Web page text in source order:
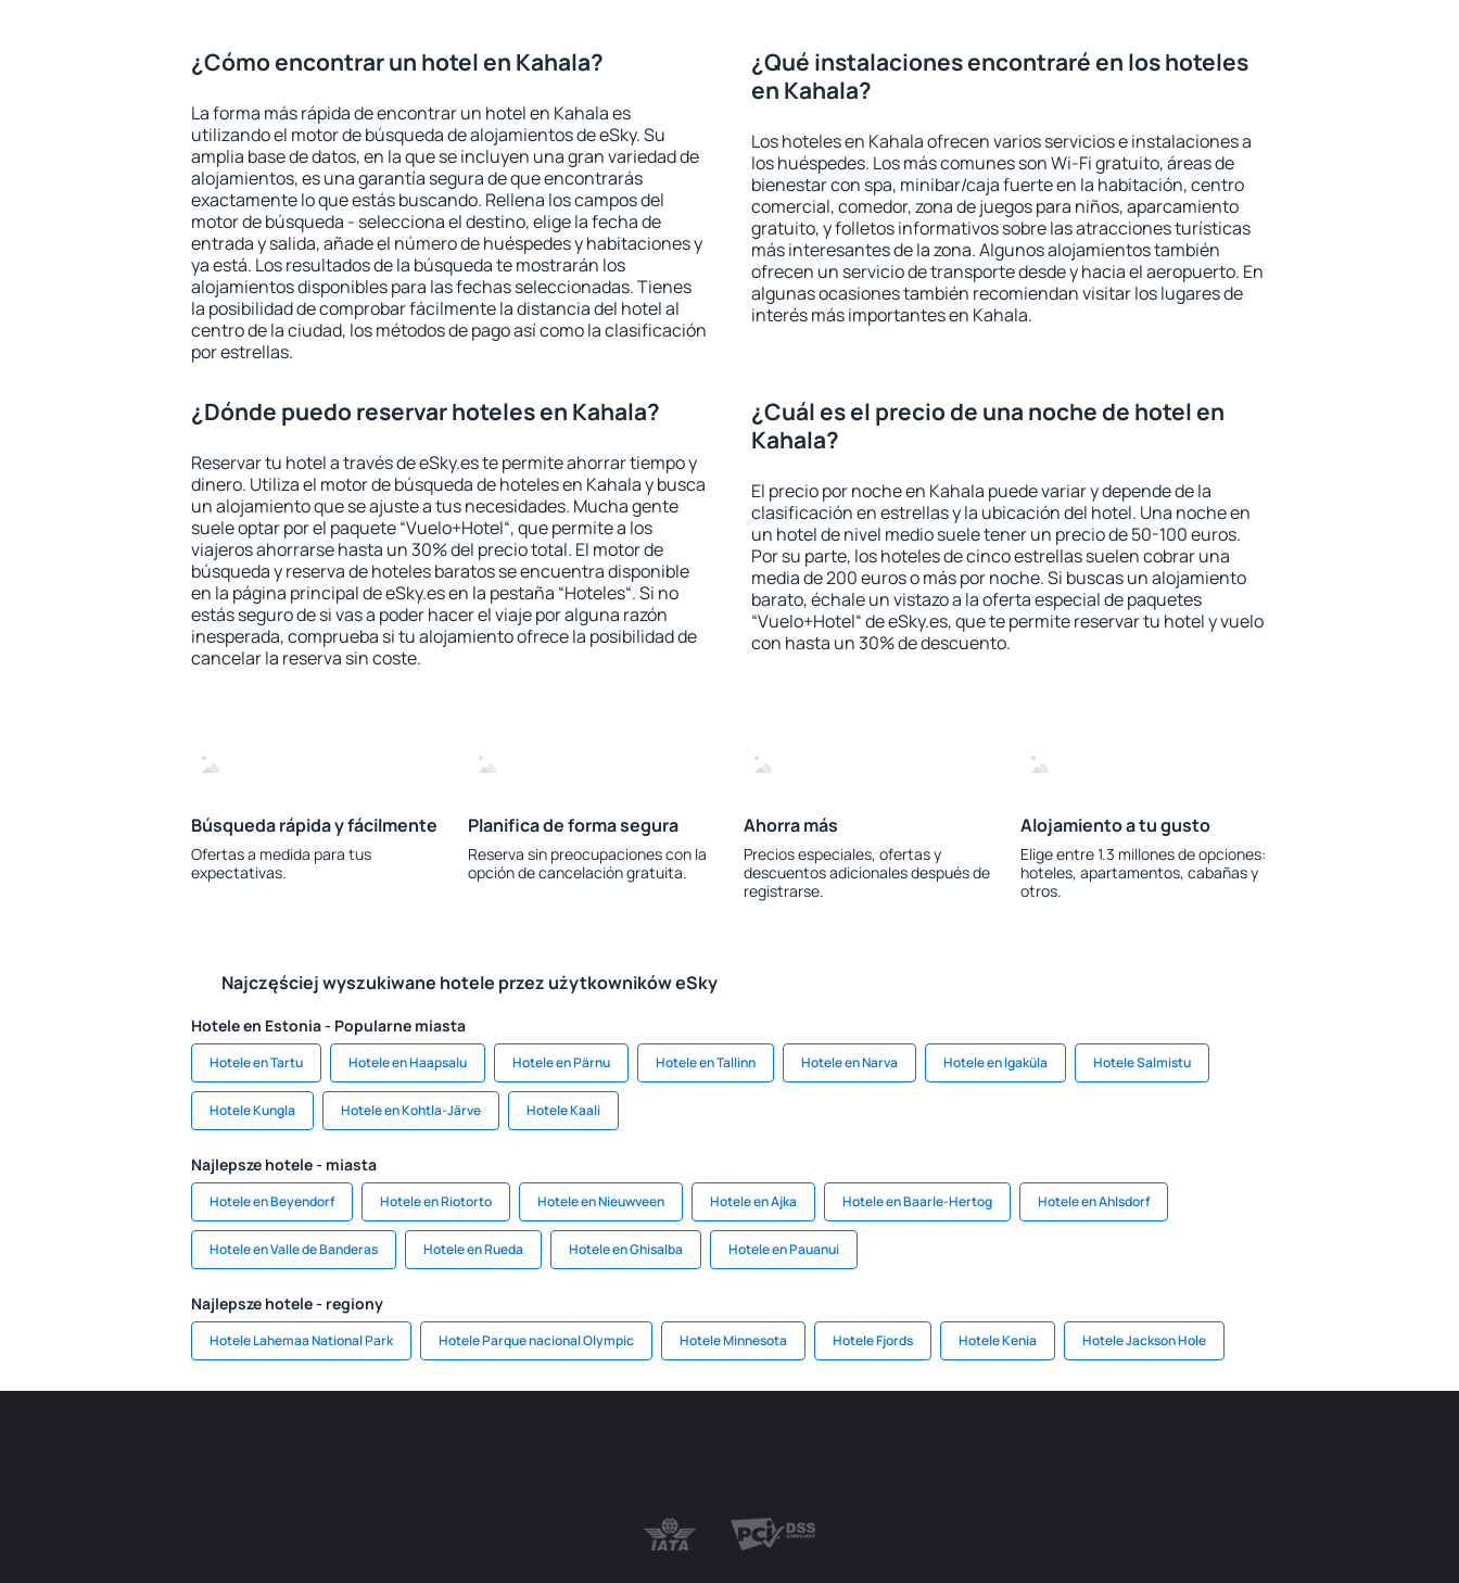
¿Cómo encontrar un hotel en Kahala?
La forma más rápida de encontrar un hotel en Kahala es
utilizando el motor de búsqueda de alojamientos de eSky. Su
amplia base de datos, en la que se incluyen una gran variedad de
alojamientos, es una garantía segura de que encontrarás
exactamente lo que estás buscando. Rellena los campos del
motor de búsqueda - selecciona el destino, elige la fecha de
entrada y salida, añade el número de huéspedes y habitaciones y
ya está. Los resultados de la búsqueda te mostrarán los
alojamientos disponibles para las fechas seleccionadas. Tienes
la posibilidad de comprobar fácilmente la distancia del hotel al
centro de la ciudad, los métodos de pago así como la clasificación
por estrellas.
¿Qué instalaciones encontraré en los hoteles
en Kahala?
Los hoteles en Kahala ofrecen varios servicios e instalaciones a
los huéspedes. Los más comunes son Wi-Fi gratuito, áreas de
bienestar con spa, minibar/caja fuerte en la habitación, centro
comercial, comedor, zona de juegos para niños, aparcamiento
gratuito, y folletos informativos sobre las atracciones turísticas
más interesantes de la zona. Algunos alojamientos también
ofrecen un servicio de transporte desde y hacia el aeropuerto. En
algunas ocasiones también recomiendan visitar los lugares de
interés más importantes en Kahala.
¿Dónde puedo reservar hoteles en Kahala?
Reservar tu hotel a través de eSky.es te permite ahorrar tiempo y
dinero. Utiliza el motor de búsqueda de hoteles en Kahala y busca
un alojamiento que se ajuste a tus necesidades. Mucha gente
suele optar por el paquete “Vuelo+Hotel“, que permite a los
viajeros ahorrarse hasta un 30% del precio total. El motor de
búsqueda y reserva de hoteles baratos se encuentra disponible
en la página principal de eSky.es en la pestaña “Hoteles“. Si no
estás seguro de si vas a poder hacer el viaje por alguna razón
inesperada, comprueba si tu alojamiento ofrece la posibilidad de
cancelar la reserva sin coste.
¿Cuál es el precio de una noche de hotel en
Kahala?
El precio por noche en Kahala puede variar y depende de la
clasificación en estrellas y la ubicación del hotel. Una noche en
un hotel de nivel medio suele tener un precio de 50-100 euros.
Por su parte, los hoteles de cinco estrellas suelen cobrar una
media de 200 euros o más por noche. Si buscas un alojamiento
barato, échale un vistazo a la oferta especial de paquetes
“Vuelo+Hotel“ de eSky.es, que te permite reservar tu hotel y vuelo
con hasta un 30% de descuento.
Búsqueda rápida y fácilmente
Ofertas a medida para tus
expectativas.
Planifica de forma segura
Reserva sin preocupaciones con la
opción de cancelación gratuita.
Ahorra más
Precios especiales, ofertas y
descuentos adicionales después de
registrarse.
Alojamiento a tu gusto
Elige entre 1.3 millones de opciones:
hoteles, apartamentos, cabañas y
otros.
Najczęściej wyszukiwane hotele przez użytkowników eSky
Hotele en Estonia - Popularne miasta
Hotele en Tartu Hotele en Haapsalu Hotele en Pärnu Hotele en Tallinn Hotele en Narva Hotele en Igaküla Hotele Salmistu
Hotele Kungla Hotele en Kohtla-Järve Hotele Kaali
Najlepsze hotele - miasta
Hotele en Beyendorf Hotele en Riotorto Hotele en Nieuwveen Hotele en Ajka Hotele en Baarle-Hertog Hotele en Ahlsdorf
Hotele en Valle de Banderas Hotele en Rueda Hotele en Ghisalba Hotele en Pauanui
Najlepsze hotele - regiony
Hotele Lahemaa National Park Hotele Parque nacional Olympic Hotele Minnesota Hotele Fjords Hotele Kenia Hotele Jackson Hole